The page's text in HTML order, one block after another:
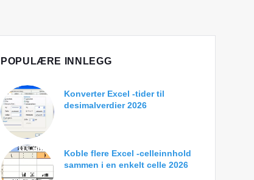
POPULÆRE INNLEGG
Konverter Excel -tider til
desimalverdier 2026
Koble flere Excel -celleinnhold
sammen i en enkelt celle 2026